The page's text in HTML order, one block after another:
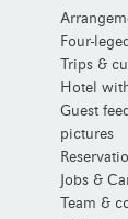
Four-
Trips &
Hotel
Guest
pictures
Jobs &
Team &